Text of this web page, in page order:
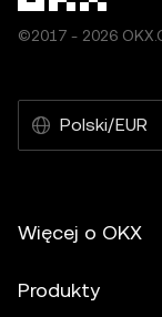
©2017 - 2026
Polski/EUR
Więcej o OKX
Produkty